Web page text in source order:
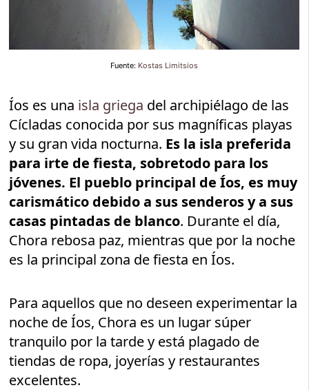
Fuente: Kostas Limitsios
Íos es una isla griega del archipiélago de las
Cícladas conocida por sus magníficas playas
y su gran vida nocturna. Es la isla preferida
para irte de fiesta, sobretodo para los
jóvenes. El pueblo principal de Íos, es muy
carismático debido a sus senderos y a sus
casas pintadas de blanco. Durante el día,
Chora rebosa paz, mientras que por la noche
es la principal zona de fiesta en Íos.
Para aquellos que no deseen experimentar la
noche de Íos, Chora es un lugar súper
tranquilo por la tarde y está plagado de
tiendas de ropa, joyerías y restaurantes
excelentes.